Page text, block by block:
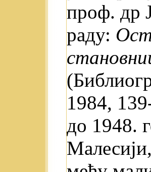
проф. др
раду:
1984,
до 1948.